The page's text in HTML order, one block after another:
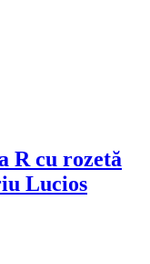
R cu rozetă
Lucios